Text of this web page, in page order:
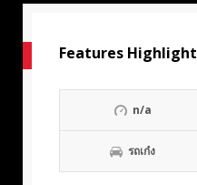
Features Highlight
n/a
รถเก๋ง